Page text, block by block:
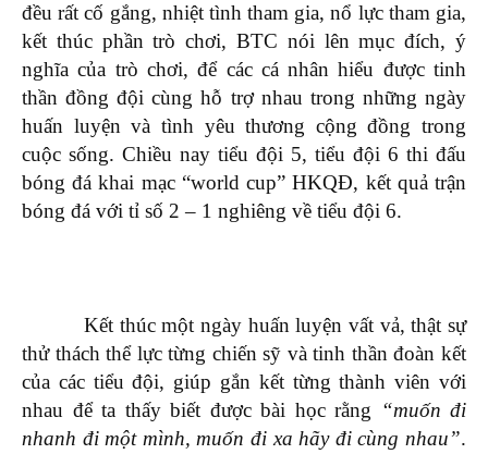
đều rất cố gắng, nhiệt tình tham gia, nổ lực tham gia,
kết thúc phần trò chơi, BTC nói lên mục đích, ý
nghĩa của trò chơi, để các cá nhân hiểu được tinh
thần đồng đội cùng hỗ trợ nhau trong những ngày
huấn luyện và tình yêu thương cộng đồng trong
cuộc sống. Chiều nay tiểu đội 5, tiểu đội 6 thi đấu
bóng đá khai mạc “world cup” HKQĐ, kết quả trận
bóng đá với tỉ số 2 – 1 nghiêng về tiểu đội 6.
Kết thúc một ngày huấn luyện vất vả, thật sự
thử thách thể lực từng chiến sỹ và tinh thần đoàn kết
của các tiểu đội, giúp gắn kết từng thành viên với
nhau để ta thấy biết được bài học rằng “muốn đi
nhanh đi một mình, muốn đi xa hãy đi cùng nhau”.